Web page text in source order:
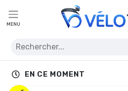
MENU
EN CE MOMENT